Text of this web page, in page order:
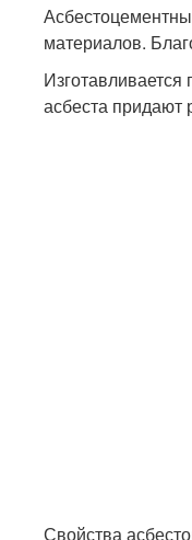
материалов.
асбеста придают
Свойства